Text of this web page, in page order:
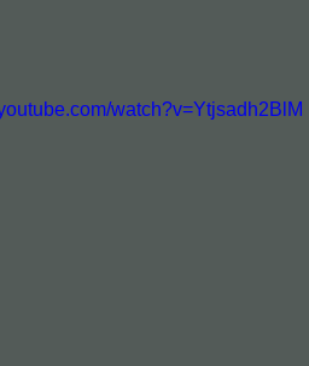
watch?v=Ytjsadh2BlM